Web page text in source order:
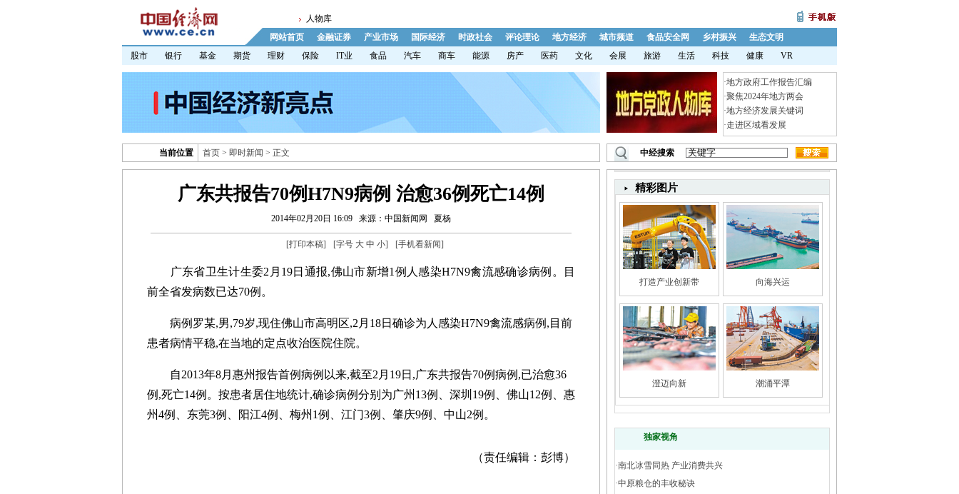
人物库
网站首页
金融证券 产业市场 国际经济 时政社会 评论理论 地方经济 城市频道 食品安全网 乡村振兴
生态文明
股市
银行 基金 期货 理财 保险 IT业 食品 汽车 商车 能源 房产 医药 文化 会展 旅游 生活 科技 健康 VR
·地方政府工作报告汇编
·聚焦2024年地方两会
·地方经济发展关键词
·走进区域看发展
当前位置 首页 > 即时新闻 > 正文 中经搜索
广东共报告70例H7N9病例 治愈36例死亡14例
2014年02月20日 16:09 来源：中国新闻网 夏杨
[打印本稿] [字号 大 中 小] [手机看新闻]
广东省卫生计生委2月19日通报,佛山市新增1例人感染H7N9禽流感确诊病例。目
前全省发病数已达70例。
病例罗某,男,79岁,现住佛山市高明区,2月18日确诊为人感染H7N9禽流感病例,目前
患者病情平稳,在当地的定点收治医院住院。
自2013年8月惠州报告首例病例以来,截至2月19日,广东共报告70例病例,已治愈36
例,死亡14例。按患者居住地统计,确诊病例分别为广州13例、深圳19例、佛山12例、惠
州4例、东莞3例、阳江4例、梅州1例、江门3例、肇庆9例、中山2例。
（责任编辑：彭博）
精彩图片
打造产业创新带 向海兴运
澄迈向新 潮涌平潭
独家视角
·南北冰雪同热 产业消费共兴
·中原粮仓的丰收秘诀